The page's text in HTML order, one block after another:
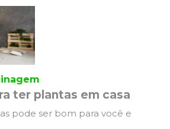
ter plantas em casa
pode ser bom para você e